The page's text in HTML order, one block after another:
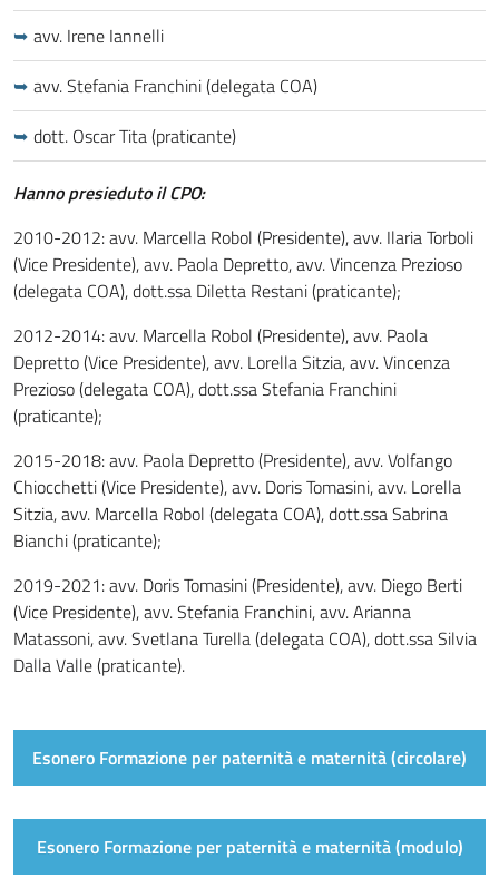
avv. Irene Iannelli
avv. Stefania Franchini (delegata COA)
dott. Oscar Tita (praticante)
Hanno presieduto il CPO:
2010-2012: avv. Marcella Robol (Presidente), avv. Ilaria Torboli
(Vice Presidente), avv. Paola Depretto, avv. Vincenza Prezioso
(delegata COA), dott.ssa Diletta Restani (praticante);
2012-2014: avv. Marcella Robol (Presidente), avv. Paola
Depretto (Vice Presidente), avv. Lorella Sitzia, avv. Vincenza
Prezioso (delegata COA), dott.ssa Stefania Franchini
(praticante);
2015-2018: avv. Paola Depretto (Presidente), avv. Volfango
Chiocchetti (Vice Presidente), avv. Doris Tomasini, avv. Lorella
Sitzia, avv. Marcella Robol (delegata COA), dott.ssa Sabrina
Bianchi (praticante);
2019-2021: avv. Doris Tomasini (Presidente), avv. Diego Berti
(Vice Presidente), avv. Stefania Franchini, avv. Arianna
Matassoni, avv. Svetlana Turella (delegata COA), dott.ssa Silvia
Dalla Valle (praticante).
Esonero Formazione per paternità e maternità (circolare)
Esonero Formazione per paternità e maternità (modulo)